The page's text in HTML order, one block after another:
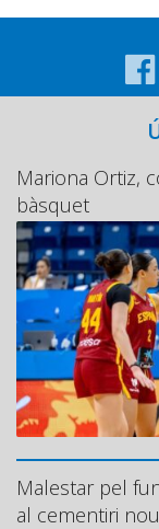
Mariona Ortiz,
bàsquet
Malestar pel
al cementiri nou